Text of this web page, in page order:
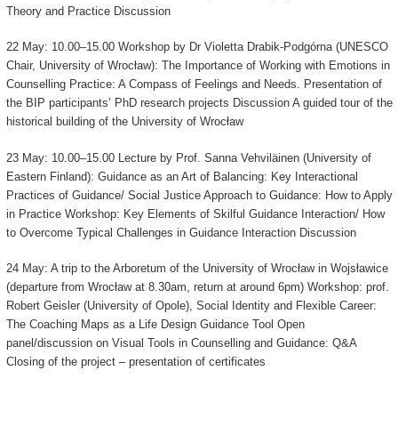
Theory and Practice Discussion
22 May: 10.00–15.00 Workshop by Dr Violetta Drabik-Podgórna (UNESCO
Chair, University of Wrocław): The Importance of Working with Emotions in
Counselling Practice: A Compass of Feelings and Needs. Presentation of
the BIP participants’ PhD research projects Discussion A guided tour of the
historical building of the University of Wrocław
23 May: 10.00–15.00 Lecture by Prof. Sanna Vehviläinen (University of
Eastern Finland): Guidance as an Art of Balancing: Key Interactional
Practices of Guidance/ Social Justice Approach to Guidance: How to Apply
in Practice Workshop: Key Elements of Skilful Guidance Interaction/ How
to Overcome Typical Challenges in Guidance Interaction Discussion
24 May: A trip to the Arboretum of the University of Wrocław in Wojsławice
(departure from Wrocław at 8.30am, return at around 6pm) Workshop: prof.
Robert Geisler (University of Opole), Social Identity and Flexible Career:
The Coaching Maps as a Life Design Guidance Tool Open
panel/discussion on Visual Tools in Counselling and Guidance: Q&A
Closing of the project – presentation of certificates